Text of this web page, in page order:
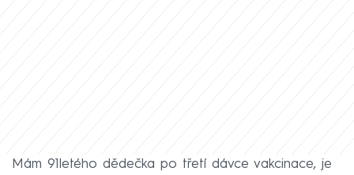
Mám 91letého dědečka po třetí dávce vakcinace, je